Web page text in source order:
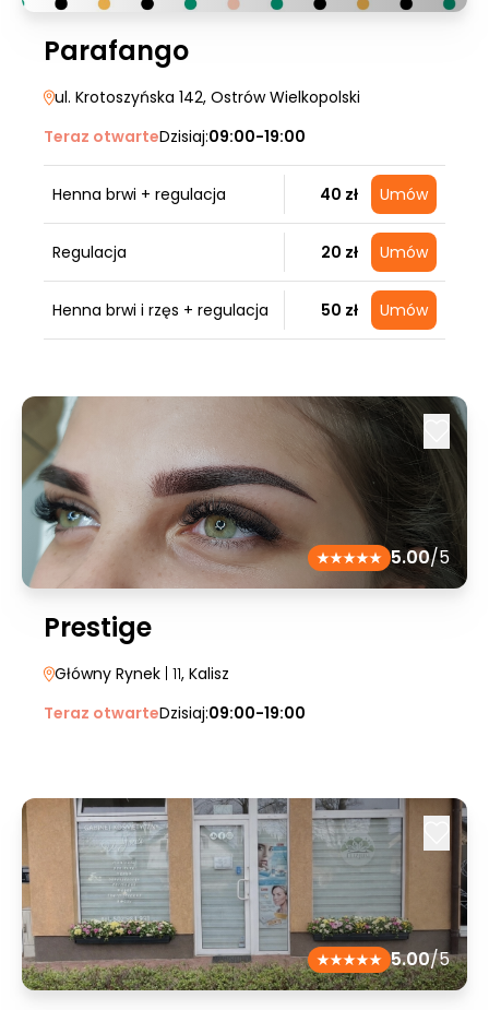
Parafango
ul. Krotoszyńska 142, Ostrów Wielkopolski
Teraz otwarteDzisiaj:09:00-19:00
Henna brwi + regulacja 40 zł Umów
Regulacja 20 zł Umów
Henna brwi i rzęs + regulacja 50 zł Umów
5.00/5
Prestige
Główny Rynek | 11, Kalisz
Teraz otwarteDzisiaj:09:00-19:00
5.00/5